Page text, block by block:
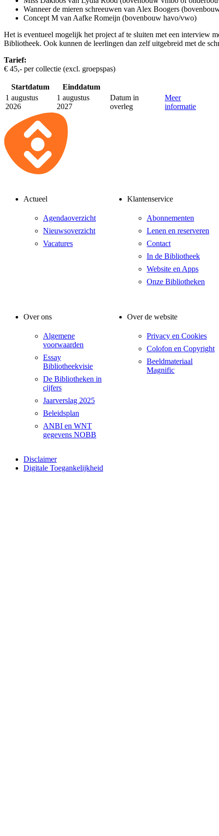
Wanneer de mieren schreeuwen van Alex Boogers
Concept M van Aafke Romeijn (bovenbouw havo/vwo)
Het is eventueel mogelijk het project af te sluiten met een interview
Bibliotheek. Ook kunnen de leerlingen dan zelf uitgebreid met de
Tarief:
€ 45,- per collectie (excl. groepspas)
Startdatum
Einddatum
1 augustus
2026
1 augustus
2027
Datum in
overleg
Meer
informatie
Actueel
Agendaoverzicht
Nieuwsoverzicht
Vacatures
Klantenservice
Abonnementen
Lenen en reserveren
Contact
In de Bibliotheek
Website en Apps
Onze Bibliotheken
Over ons
Algemene
voorwaarden
Essay
Bibliotheekvisie
De Bibliotheken in
cijfers
Jaarverslag 2025
Beleidsplan
ANBI en WNT
gegevens NOBB
Over de website
Privacy en Cookies
Colofon en Copyright
Beeldmateriaal
Magnific
Disclaimer
Digitale Toegankelijkheid